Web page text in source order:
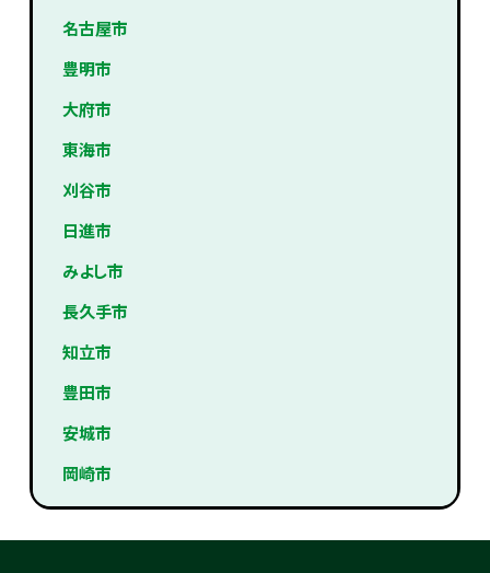
名古屋市
豊明市
大府市
東海市
刈谷市
日進市
みよし市
長久手市
知立市
豊田市
安城市
岡崎市